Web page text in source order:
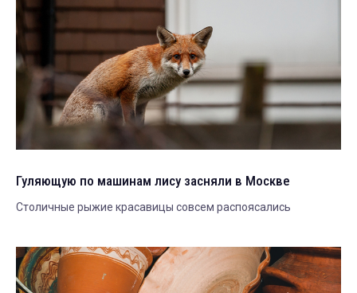
Гуляющую по машинам лису засняли в Москве
Столичные рыжие красавицы совсем распоясались